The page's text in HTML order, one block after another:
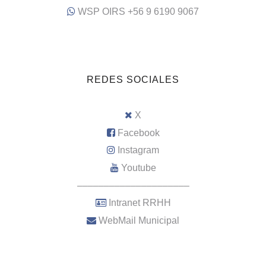
WSP OIRS +56 9 6190 9067
REDES SOCIALES
X
Facebook
Instagram
Youtube
–––––––––––––––––––––
Intranet RRHH
WebMail Municipal